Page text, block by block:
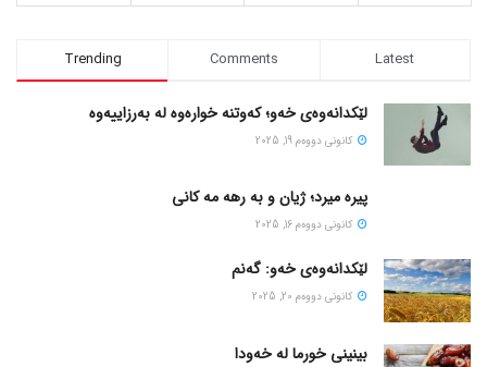
Trending Comments Latest
لێکدانەوەی خەو؛ کەوتنە خوارەوە لە بەرزاییەوە
كانونی دووه‌م 19, 2025
پیره میرد؛ ژیان و به رهه مه کانی
كانونی دووه‌م 16, 2025
لێکدانەوەی خەو: گەنم
كانونی دووه‌م 20, 2025
بینینی خورما لە خەودا